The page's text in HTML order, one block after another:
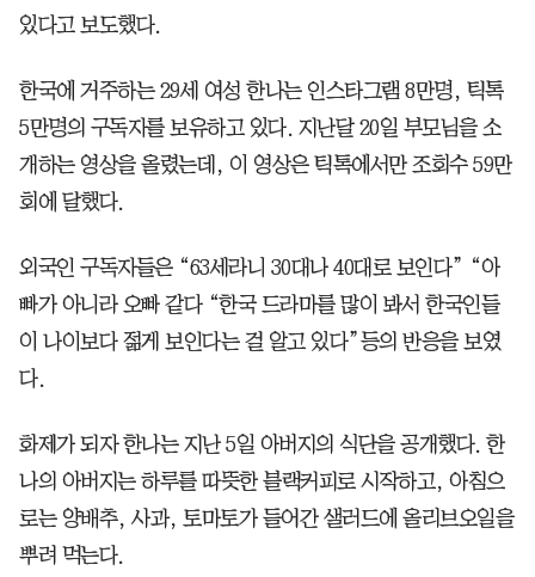
있다고 보도했다.
한국에 거주하는 29세 여성 한나는 인스타그램 8만명, 틱톡
5만명의 구독자를 보유하고 있다. 지난달 20일 부모님을 소
개하는 영상을 올렸는데, 이 영상은 틱톡에서만 조회수 59만
회에 달했다.
외국인 구독자들은 “63세라니 30대나 40대로 보인다” “아
빠가 아니라 오빠 같다 “한국 드라마를 많이 봐서 한국인들
이 나이보다 젊게 보인다는 걸 알고 있다”등의 반응을 보였
다.
화제가 되자 한나는 지난 5일 아버지의 식단을 공개했다. 한
나의 아버지는 하루를 따뜻한 블랙커피로 시작하고, 아침으
로는 양배추, 사과, 토마토가 들어간 샐러드에 올리브오일을
뿌려 먹는다.